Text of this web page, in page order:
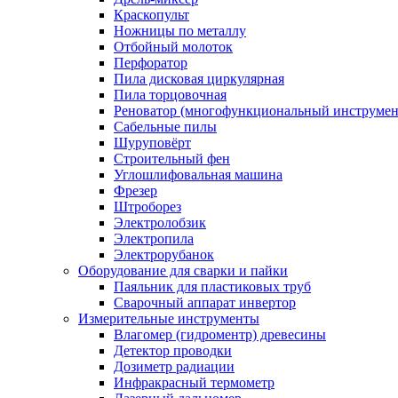
Краскопульт
Ножницы по металлу
Отбойный молоток
Перфоратор
Пила дисковая циркулярная
Пила торцовочная
Реноватор (многофункциональный
Сабельные пилы
Шуруповёрт
Строительный фен
Углошлифовальная машина
Фрезер
Штроборез
Электролобзик
Электропила
Электрорубанок
Оборудование для сварки и пайки
Паяльник для пластиковых труб
Сварочный аппарат инвертор
Измерительные инструменты
Влагомер (гидроментр) древесины
Детектор проводки
Дозиметр радиации
Инфракрасный термометр